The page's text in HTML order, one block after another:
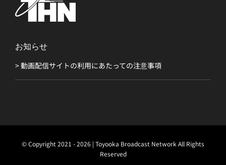
お知らせ
> 動画配信サイトの利用にあたっての注意事項
© Copyright 2021 - 2026 | Toyooka Broadcast Network All Rights
Reserved